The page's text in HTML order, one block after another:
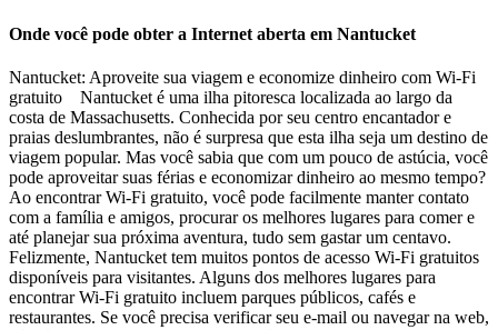
Onde você pode obter a Internet aberta em Nantucket
Nantucket: Aproveite sua viagem e economize dinheiro com Wi-Fi
gratuito Nantucket é uma ilha pitoresca localizada ao largo da
costa de Massachusetts. Conhecida por seu centro encantador e
praias deslumbrantes, não é surpresa que esta ilha seja um destino de
viagem popular. Mas você sabia que com um pouco de astúcia, você
pode aproveitar suas férias e economizar dinheiro ao mesmo tempo?
Ao encontrar Wi-Fi gratuito, você pode facilmente manter contato
com a família e amigos, procurar os melhores lugares para comer e
até planejar sua próxima aventura, tudo sem gastar um centavo.
Felizmente, Nantucket tem muitos pontos de acesso Wi-Fi gratuitos
disponíveis para visitantes. Alguns dos melhores lugares para
encontrar Wi-Fi gratuito incluem parques públicos, cafés e
restaurantes. Se você precisa verificar seu e-mail ou navegar na web,